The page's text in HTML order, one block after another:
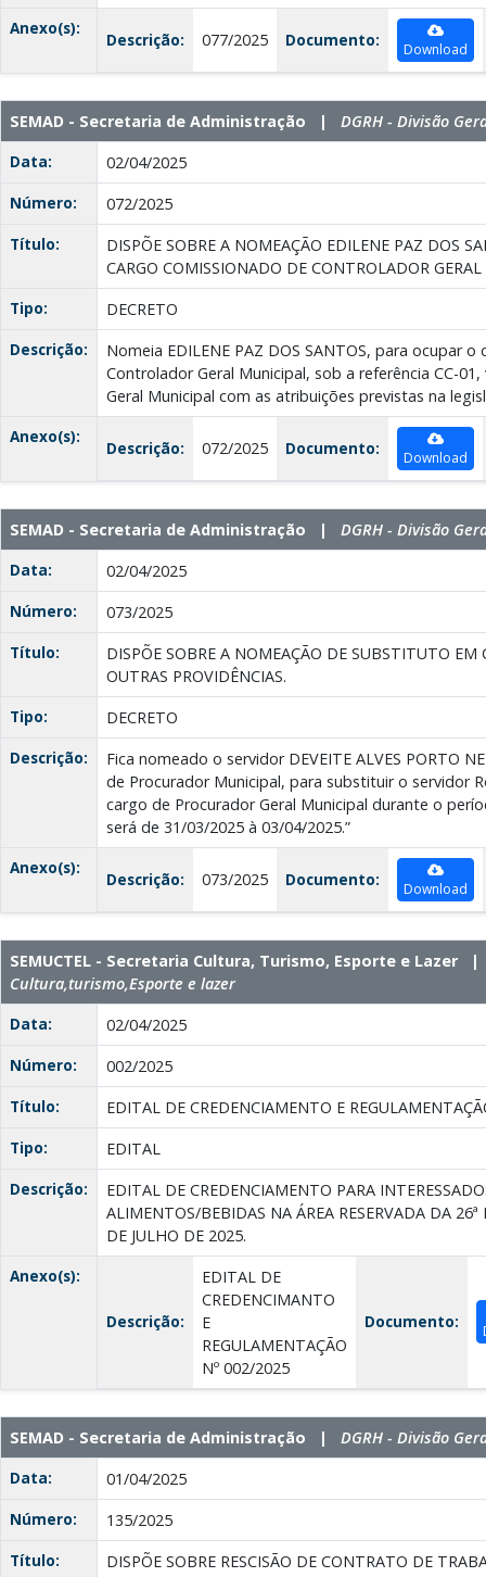
Anexo(s):
Descrição: 077/2025 Documento: Download
SEMAD - Secretaria de Administração | DGRH - Divisão
Data:
02/04/2025
Número:
072/2025
Título:
DISPÕE SOBRE A NOMEAÇÃO EDILENE PAZ DOS
CARGO COMISSIONADO DE CONTROLADOR
Tipo:
DECRETO
Descrição:
Nomeia EDILENE PAZ DOS SANTOS, para ocupar
Controlador Geral Municipal, sob a referência CC-
Geral Municipal com as atribuições previstas na
Anexo(s):
Descrição: 072/2025 Documento: Download
SEMAD - Secretaria de Administração | DGRH - Divisão
Data:
02/04/2025
Número:
073/2025
Título:
DISPÕE SOBRE A NOMEAÇÃO DE SUBSTITUTO EM
OUTRAS PROVIDÊNCIAS.
Tipo:
DECRETO
Descrição:
Fica nomeado o servidor DEVEITE ALVES PORTO
de Procurador Municipal, para substituir o servidor
cargo de Procurador Geral Municipal durante o
será de 31/03/2025 à 03/04/2025.”
Anexo(s):
Descrição: 073/2025 Documento: Download
SEMUCTEL - Secretaria Cultura, Turismo, Esporte e
Cultura,turismo,Esporte e lazer
Data:
02/04/2025
Número:
002/2025
Título:
EDITAL DE CREDENCIAMENTO E
Tipo:
EDITAL
Descrição:
EDITAL DE CREDENCIAMENTO PARA
ALIMENTOS/BEBIDAS NA ÁREA RESERVADA DA
DE JULHO DE 2025.
Anexo(s):
Descrição:
EDITAL DE
CREDENCIMANTO
E
REGULAMENTAÇÃO
Nº 002/2025
Documento:
SEMAD - Secretaria de Administração | DGRH - Divisão
Data:
01/04/2025
Número:
135/2025
Título:
DISPÕE SOBRE RESCISÃO DE CONTRATO DE